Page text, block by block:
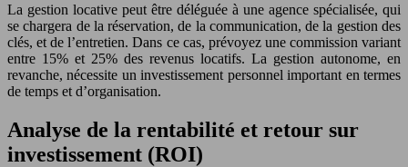
La gestion locative peut être déléguée à une agence spécialisée, qui
se chargera de la réservation, de la communication, de la gestion des
clés, et de l’entretien. Dans ce cas, prévoyez une commission variant
entre 15% et 25% des revenus locatifs. La gestion autonome, en
revanche, nécessite un investissement personnel important en termes
de temps et d’organisation.
Analyse de la rentabilité et retour sur
investissement (ROI)